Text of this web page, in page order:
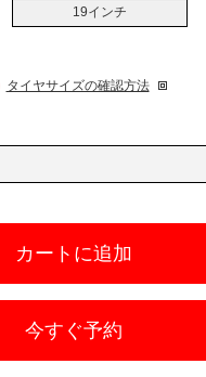
19インチ
タイヤサイズの確認方法
カートに追加
今すぐ予約